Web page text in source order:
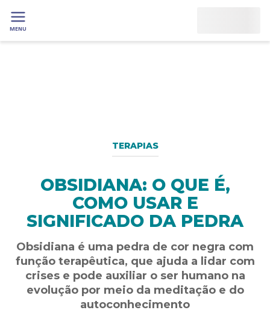
MENU
TERAPIAS
OBSIDIANA: O QUE É,
COMO USAR E
SIGNIFICADO DA PEDRA
Obsidiana é uma pedra de cor negra com
função terapêutica, que ajuda a lidar com
crises e pode auxiliar o ser humano na
evolução por meio da meditação e do
autoconhecimento